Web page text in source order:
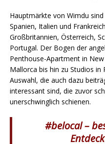
Hauptmärkte von Wimdu
Spanien, Italien und
Großbritannien, Österreich,
Portugal. Der Bogen der
Penthouse-Apartment in
Mallorca bis hin zu Studios in
Auswahl, die auch dazu
interessant sind, die zuvor
unerschwinglich schienen.
#belocal –